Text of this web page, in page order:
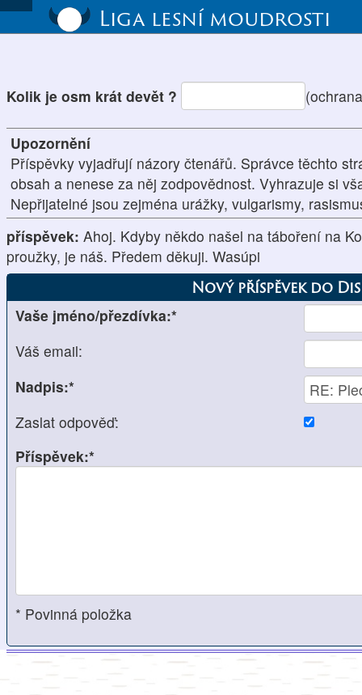
Liga lesní moudrosti
Kolik je osm krát devět ?
Upozornění
Příspěvky vyjadřují názory čtenářů. Správce těchto
obsah a nenese za něj zodpovědnost. Vyhrazuje si
Nepřijatelné jsou zejména urážky, vulgarismy,
příspěvek: Ahoj. Kdyby někdo našel na táboření na
proužky, je náš. Předem děkuji. Wasúpi
Nový příspěvek do
Vaše jméno/přezdívka:*
Váš email:
Nadpis:*
Zaslat odpověď:
Příspěvek:*
* Povinná položka